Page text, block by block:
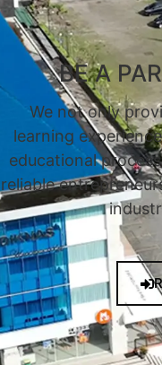
BE A
We not only
learning
educational
reliable